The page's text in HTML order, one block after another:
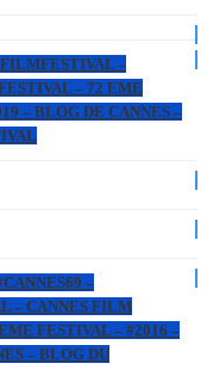
–
– 72 EME
– BLOG DE CANNES –
–
– CANNES FILM
FESTIVAL – #2016 –
– BLOG DU